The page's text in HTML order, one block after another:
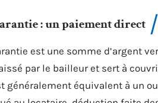
: un paiement direct
est une somme d’argent
par le bailleur et sert à
généralement équivalent à un